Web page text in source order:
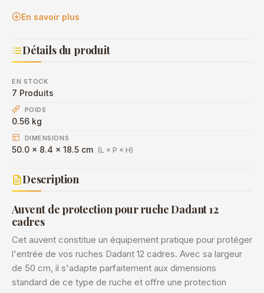
En savoir plus
Détails du produit
EN STOCK
7 Produits
POIDS
0.56 kg
DIMENSIONS
50.0 × 8.4 × 18.5 cm (L × P × H)
Description
Auvent de protection pour ruche Dadant 12
cadres
Cet auvent constitue un équipement pratique pour protéger
l'entrée de vos ruches Dadant 12 cadres. Avec sa largeur
de 50 cm, il s'adapte parfaitement aux dimensions
standard de ce type de ruche et offre une protection